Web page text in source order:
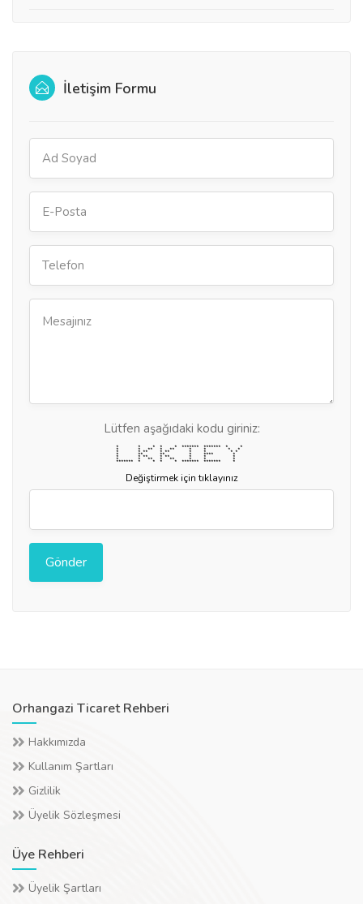
İletişim Formu
Lütfen aşağıdaki kodu giriniz:
* * * * * ******* ******* * *
* * ** * ** * * * *
* * ** * ** * * * *
* ** ** * **** *
* * ** * ** * * *
* * ** * ** * * *
******* * * * * ******* ******* *
Değiştirmek için tıklayınız
Orhangazi Ticaret Rehberi
Hakkımızda
Kullanım Şartları
Gizlilik
Üyelik Sözleşmesi
Üye Rehberi
Üyelik Şartları